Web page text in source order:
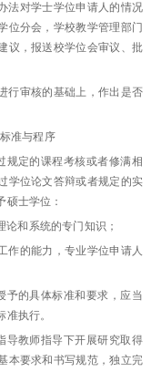
法对学士学位申请人的情况
位分会，学校教学管理部门
议，报送校学位会审议、批
行审核的基础上，作出是否
准与程序
定的课程考核或者修满相
学位论文答辩或者规定的实
士学位：
论和系统的专门知识；
作的能力，专业学位申请人
的具体标准和要求，应当
执行。
导教师指导下开展研究取得
本要求和书写规范，独立完